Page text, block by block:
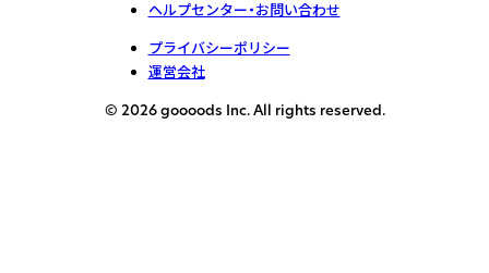
ヘルプセンター・お問い合わせ
プライバシーポリシー
運営会社
© 2026 goooods Inc. All rights reserved.